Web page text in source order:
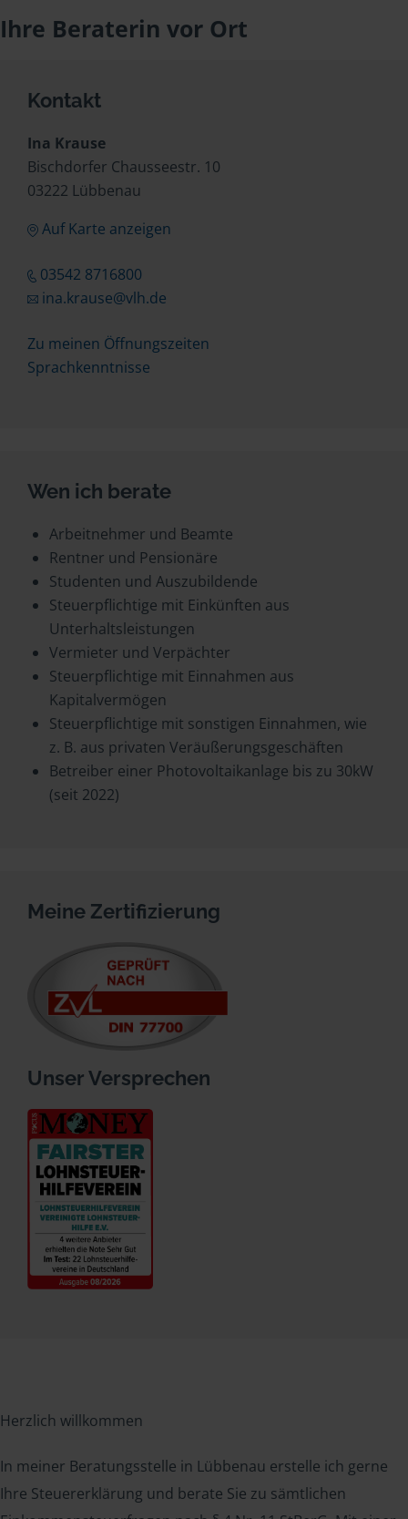
Ihre Beraterin vor Ort
Kontakt
Ina Krause
Bischdorfer Chausseestr. 10
03222 Lübbenau
Auf Karte anzeigen
03542 8716800
ina.krause@vlh.de
Zu meinen Öffnungszeiten
Sprachkenntnisse
Wen ich berate
Arbeitnehmer und Beamte
Rentner und Pensionäre
Studenten und Auszubildende
Steuerpflichtige mit Einkünften aus
Unterhaltsleistungen
Vermieter und Verpächter
Steuerpflichtige mit Einnahmen aus
Kapitalvermögen
Steuerpflichtige mit sonstigen Einnahmen, wie
z. B. aus privaten Veräußerungsgeschäften
Betreiber einer Photovoltaikanlage bis zu 30kW
(seit 2022)
Meine Zertifizierung
Unser Versprechen
Herzlich willkommen
In meiner Beratungsstelle in Lübbenau erstelle ich gerne
Ihre Steuererklärung und berate Sie zu sämtlichen